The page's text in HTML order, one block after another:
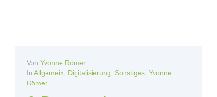
Von Yvonne Römer
In Allgemein Digitalisierung Sonstiges Yvonne
Römer